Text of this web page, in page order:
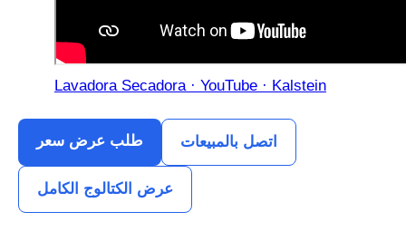
Lavadora Secadora · YouTube · Kalstein
طلب عرض سعر اتصل بالمبيعات
عرض الكتالوج الكامل